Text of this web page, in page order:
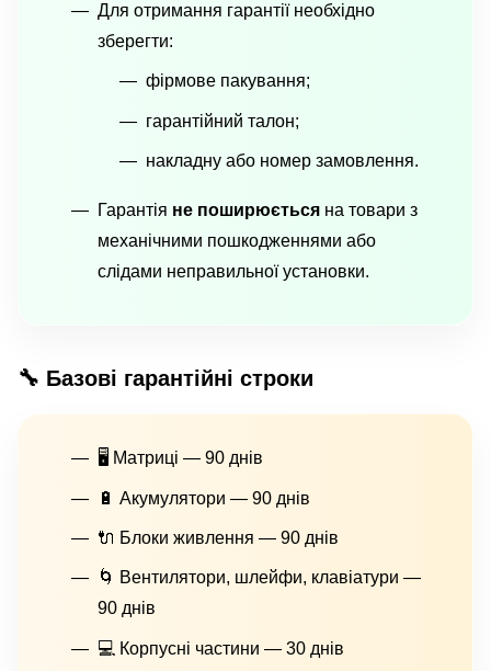
Для отримання гарантії необхідно
зберегти:
фірмове пакування;
гарантійний талон;
накладну або номер замовлення.
Гарантія не поширюється на товари з
механічними пошкодженнями або
слідами неправильної установки.
🔧 Базові гарантійні строки
🖥 Матриці — 90 днів
🔋 Акумулятори — 90 днів
🔌 Блоки живлення — 90 днів
🌀 Вентилятори, шлейфи, клавіатури —
90 днів
💻 Корпусні частини — 30 днів